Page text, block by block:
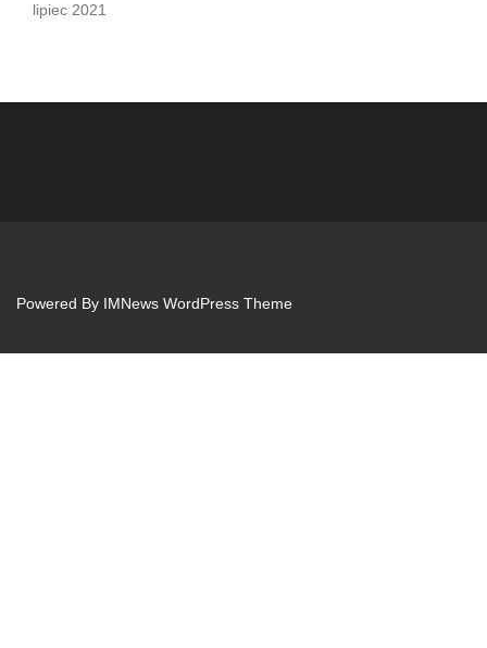
lipiec 2021
Powered By IMNews WordPress Theme